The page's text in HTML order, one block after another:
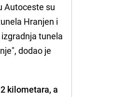
Autoceste su
Hranjen i
tunela
dodao je
kilometara, a